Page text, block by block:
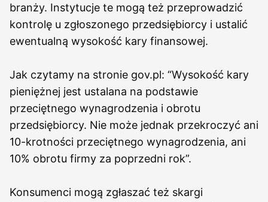
branży. Instytucje te mogą też przeprowadzić
kontrolę u zgłoszonego przedsiębiorcy i ustalić
ewentualną wysokość kary finansowej.
Jak czytamy na stronie gov.pl: “Wysokość kary
pieniężnej jest ustalana na podstawie
przeciętnego wynagrodzenia i obrotu
przedsiębiorcy. Nie może jednak przekroczyć ani
10-krotności przeciętnego wynagrodzenia, ani
10% obrotu firmy za poprzedni rok”.
Konsumenci mogą zgłaszać też skargi